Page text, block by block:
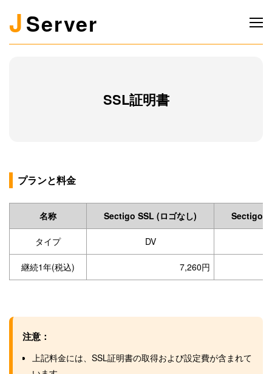
JServer
SSL証明書
プランと料金
名称 Sectigo SSL (ロゴなし) Sectigo
タイプ DV
継続1年(税込) 7,260円
注意：
上記料金には、SSL証明書の取得および設定費が含まれて